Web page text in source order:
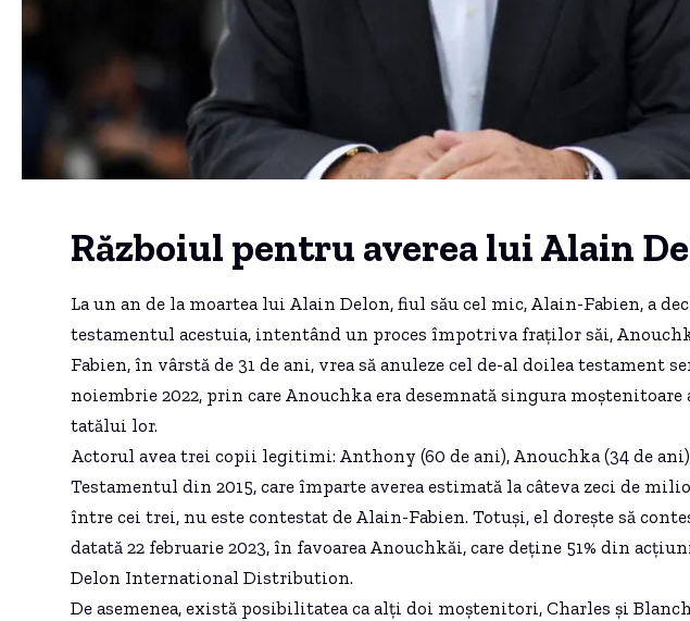
Războiul pentru averea lui Alain
La un an de la moartea lui Alain Delon, fiul său cel mic, Alain-Fabien, a
testamentul acestuia, intentând un proces împotriva fraților săi,
Fabien, în vârstă de 31 de ani, vrea să anuleze cel de-al doilea testament
noiembrie 2022, prin care Anouchka era desemnată singura
tatălui lor.
Actorul avea trei copii legitimi: Anthony (60 de ani), Anouchka (34 de
Testamentul din 2015, care împarte averea estimată la câteva zeci de
între cei trei, nu este contestat de Alain-Fabien. Totuși, el dorește să
datată 22 februarie 2023, în favoarea Anouchkăi, care deține 51% din
Delon International Distribution.
De asemenea, există posibilitatea ca alți doi moștenitori, Charles și